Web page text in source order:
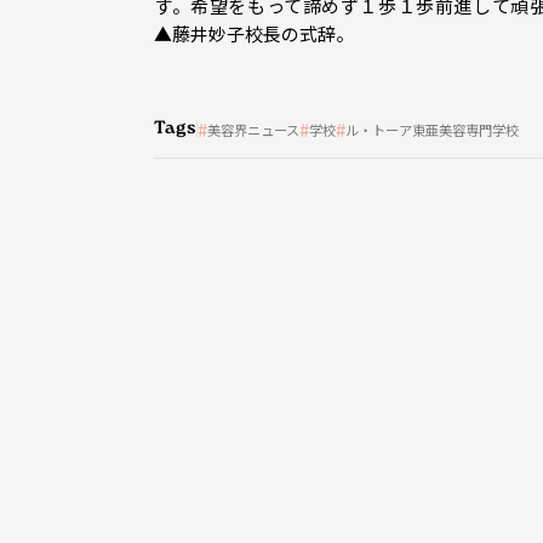
す。希望をもって諦めず１歩１歩前進して頑
▲藤井妙子校長の式辞。
Tags 美容界ニュース 学校 ル・トーア東亜美容専門学校